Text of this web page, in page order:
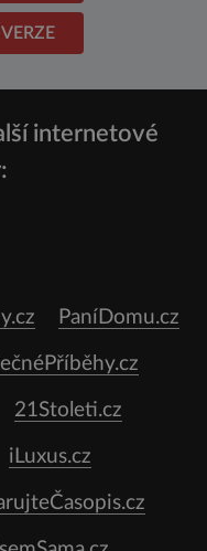
internetové
PaníDomu.cz
21Stoleti.cz
iLuxus.cz